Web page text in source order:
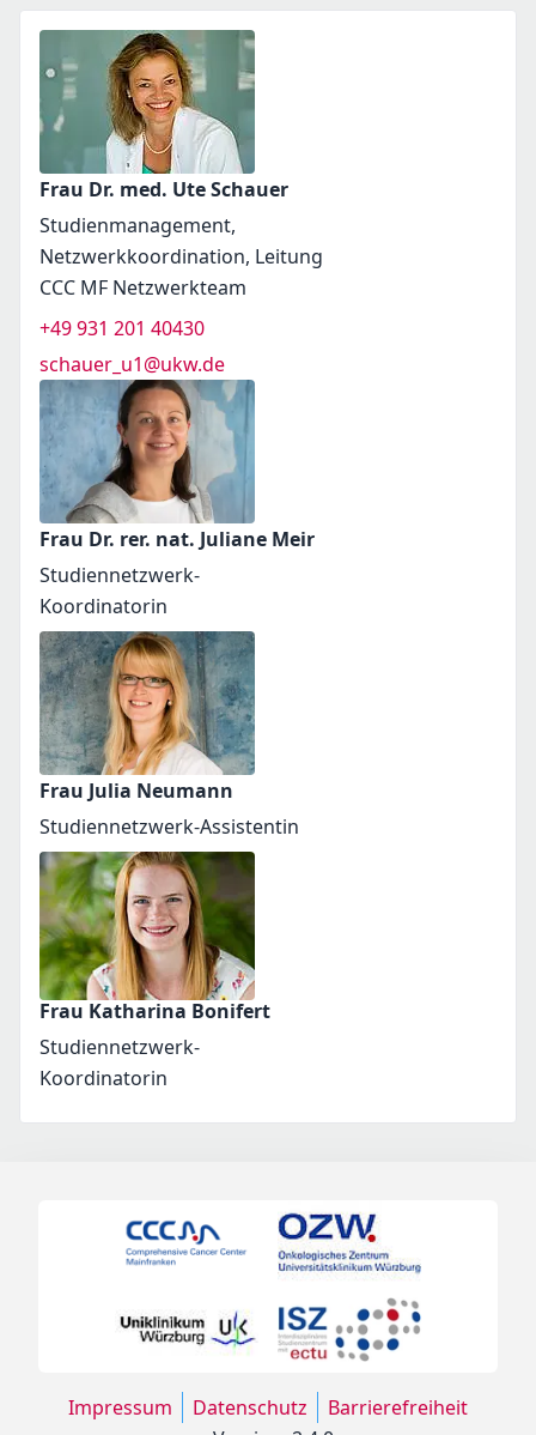
Frau Dr. med. Ute Schauer
Studienmanagement,
Netzwerkkoordination, Leitung
CCC MF Netzwerkteam
+49 931 201 40430
schauer_u1@ukw.de
Frau Dr. rer. nat. Juliane Meir
Studiennetzwerk-
Koordinatorin
Frau Julia Neumann
Studiennetzwerk-Assistentin
Frau Katharina Bonifert
Studiennetzwerk-
Koordinatorin
Impressum Datenschutz
Barrierefreiheit